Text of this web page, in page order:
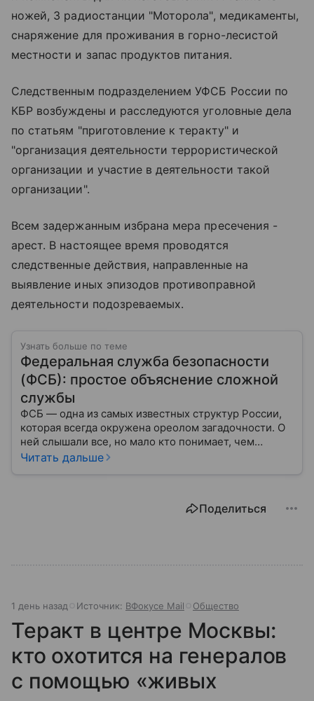
ножей, 3 радиостанции "Моторола", медикаменты,
снаряжение для проживания в горно-лесистой
местности и запас продуктов питания.
Следственным подразделением УФСБ России по
КБР возбуждены и расследуются уголовные дела
по статьям "приготовление к теракту" и
"организация деятельности террористической
организации и участие в деятельности такой
организации".
Всем задержанным избрана мера пресечения -
арест. В настоящее время проводятся
следственные действия, направленные на
выявление иных эпизодов противоправной
деятельности подозреваемых.
Узнать больше по теме
Федеральная служба безопасности
(ФСБ): простое объяснение сложной
службы
ФСБ — одна из самых известных структур России,
которая всегда окружена ореолом загадочности. О
ней слышали все, но мало кто понимает, чем
именно занимается Федеральная служба
Читать дальше
Поделиться
1 день назад Источник: ВФокусе Mail Общество
Теракт в центре Москвы:
кто охотится на генералов
с помощью «живых